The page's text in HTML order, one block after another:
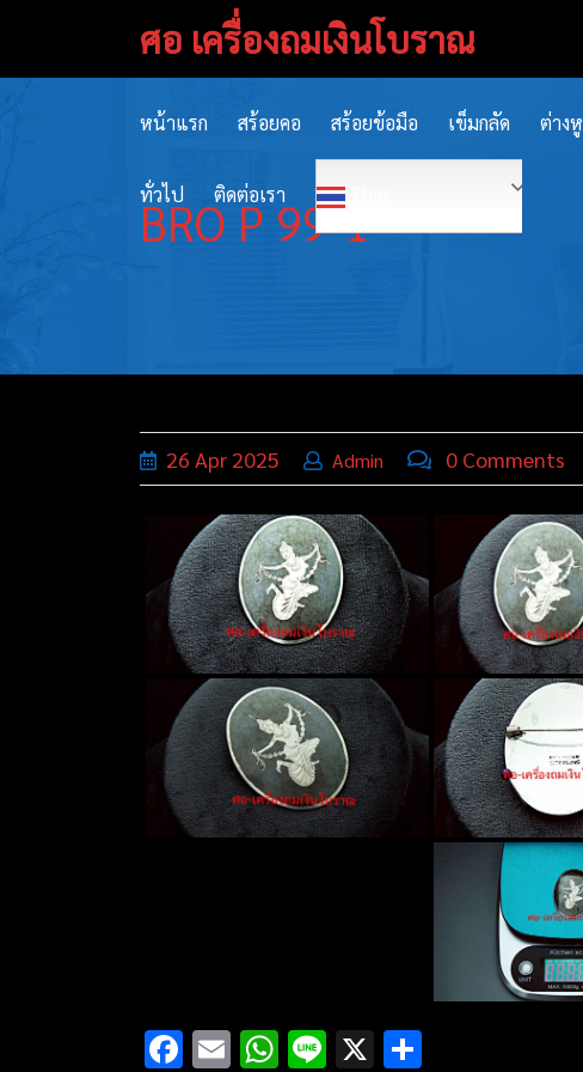
ศอ เครื่องถมเงินโบราณ
หน้าแรก สร้อยคอ สร้อยข้อมือ เข็มกลัด ต่างหู
ทั่วไป ติดต่อเรา
BRO P 99-1
26 Apr2025 Admin 0 Comments
Facebook
EmailWhatsApp
Line
X